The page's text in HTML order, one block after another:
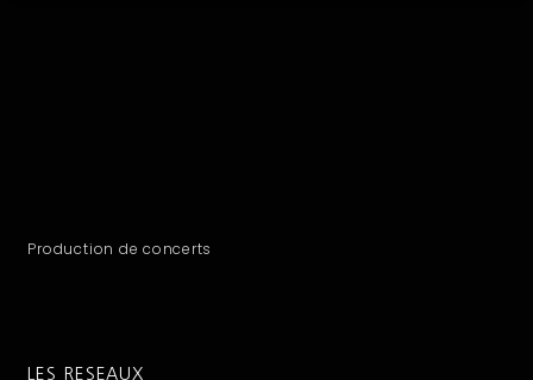
Production de concerts
LES RESEAUX